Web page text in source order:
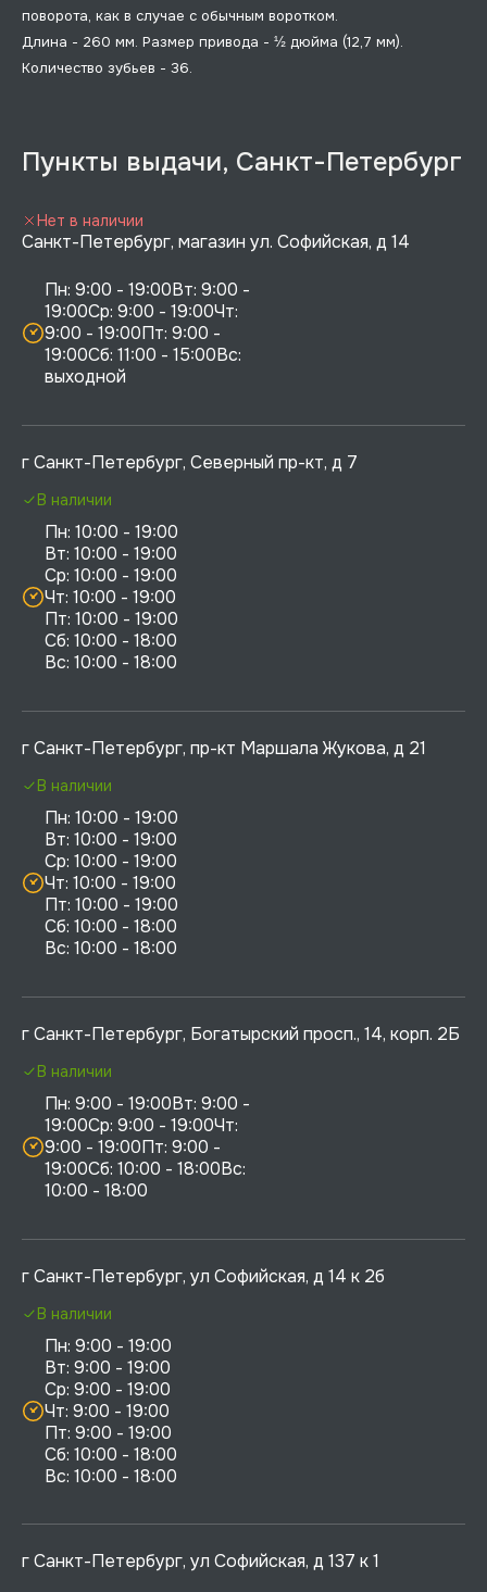
поворота, как в случае с обычным воротком.
Длина - 260 мм. Размер привода - ½ дюйма (12,7 мм).
Количество зубьев - 36.
Пункты выдачи, Санкт-Петербург
Санкт-Петербург, магазин ул. Софийская, д 14
Пн: 9:00 - 19:00Вт: 9:00 -
19:00Ср: 9:00 - 19:00Чт:
9:00 - 19:00Пт: 9:00 -
19:00Сб: 11:00 - 15:00Вс:
выходной
Нет в наличии
г Санкт-Петербург, Северный пр-кт, д 7
Пн: 10:00 - 19:00
Вт: 10:00 - 19:00
Ср: 10:00 - 19:00
Чт: 10:00 - 19:00
Пт: 10:00 - 19:00
Сб: 10:00 - 18:00
В наличии
г Санкт-Петербург, пр-кт Маршала Жукова, д 21
Пн: 10:00 - 19:00
Вт: 10:00 - 19:00
Ср: 10:00 - 19:00
Чт: 10:00 - 19:00
Пт: 10:00 - 19:00
Сб: 10:00 - 18:00
В наличии
г Санкт-Петербург, Богатырский просп., 14, корп. 2Б
Пн: 9:00 - 19:00Вт: 9:00 -
19:00Ср: 9:00 - 19:00Чт:
9:00 - 19:00Пт: 9:00 -
19:00Сб: 10:00 - 18:00Вс:
10:00 - 18:00
В наличии
г Санкт-Петербург, ул Софийская, д 14 к 2б
Пн: 9:00 - 19:00
Вт: 9:00 - 19:00
Ср: 9:00 - 19:00
Чт: 9:00 - 19:00
Пт: 9:00 - 19:00
Сб: 10:00 - 18:00
В наличии
г Санкт-Петербург, ул Софийская, д 137 к 1